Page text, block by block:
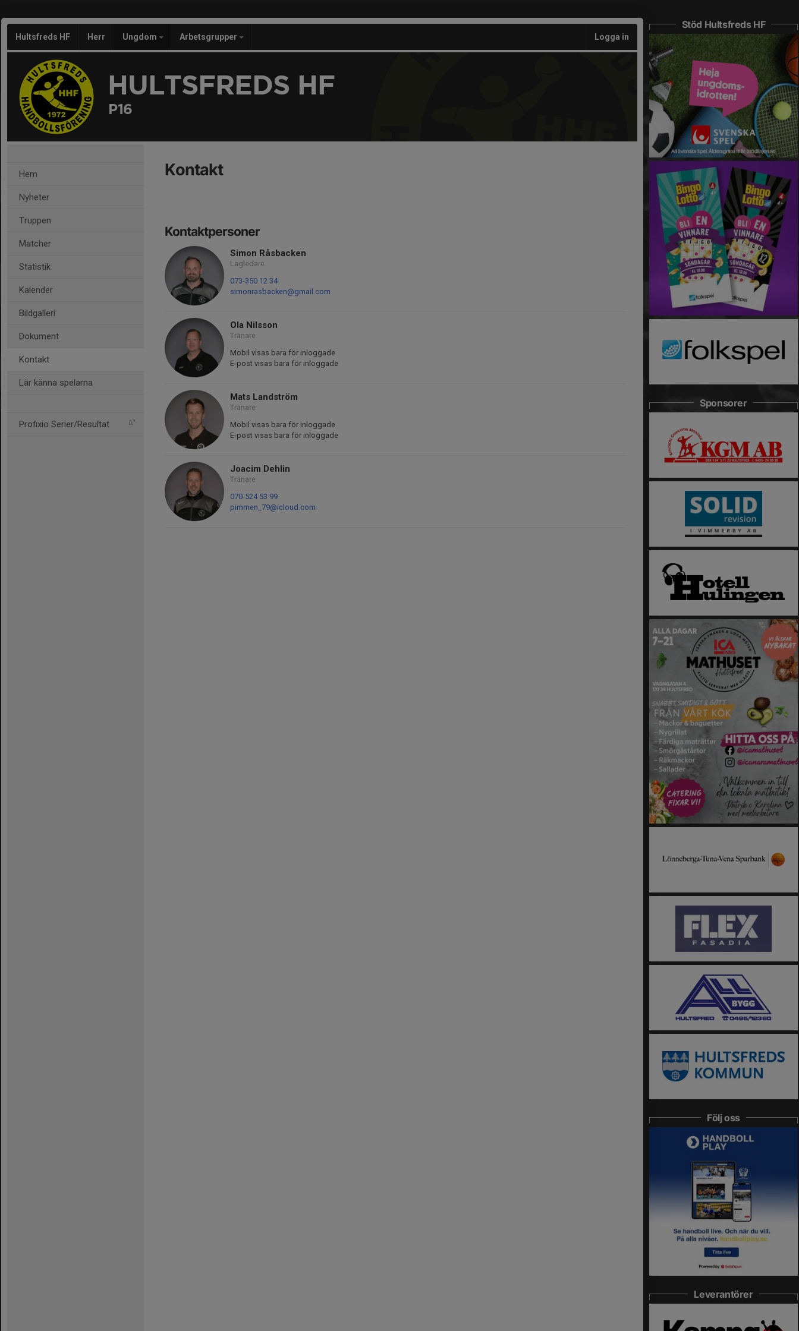
Hultsfreds HF Herr Ungdom Arbetsgrupper Logga in
HULTSFREDS HF
P16
Hem
Nyheter
Truppen
Matcher
Statistik
Kalender
Bildgalleri
Dokument
Kontakt
Lär känna spelarna
Profixio Serier/Resultat
Kontakt
Kontaktpersoner
Simon Råsbacken
Lagledare
073-350 12 34
simonrasbacken@gmail.com
Ola Nilsson
Tränare
Mobil visas bara för inloggade
E-post visas bara för inloggade
Mats Landström
Tränare
Mobil visas bara för inloggade
E-post visas bara för inloggade
Joacim Dehlin
Tränare
070-524 53 99
pimmen_79@icloud.com
Stöd Hultsfreds HF
Sponsorer
Följ oss
Leverantörer